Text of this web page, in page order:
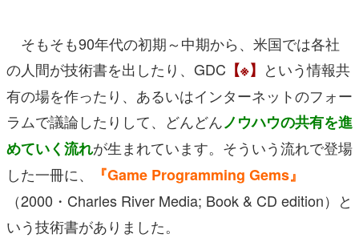
そもそも90年代の初期～中期から、米国では各社
の人間が技術書を出したり、GDC 【※】 という情報共
有の場を作ったり、あるいはインターネットのフォー
ラムで議論したりして、どんどんノウハウの共有を進
めていく流れが生まれています。そういう流れで登場
した一冊に、
『Game Programming Gems』
（2000・Charles River Media; Book & CD edition）と
いう技術書がありました。